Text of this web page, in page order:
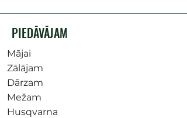
PIEDĀVĀJAM
Mājai
Zālājam
Dārzam
Mežam
Husqvarna